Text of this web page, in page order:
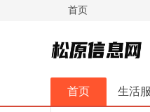
首页
松原信息网
首页 生活